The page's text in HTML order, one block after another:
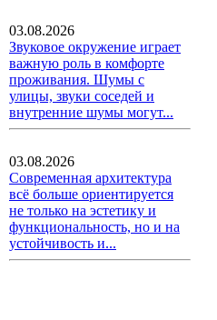
03.08.2026
Звуковое окружение играет
важную роль в комфорте
проживания. Шумы с
улицы, звуки соседей и
внутренние шумы могут...
03.08.2026
Современная архитектура
всё больше ориентируется
не только на эстетику и
функциональность, но и на
устойчивость и...